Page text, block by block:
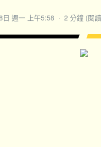
日 週一 上午5:58 · 2 分鐘 (閱